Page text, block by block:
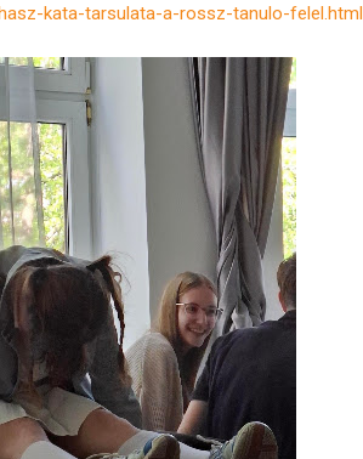
kata-tarsulata-a-rossz-tanulo-felel.html